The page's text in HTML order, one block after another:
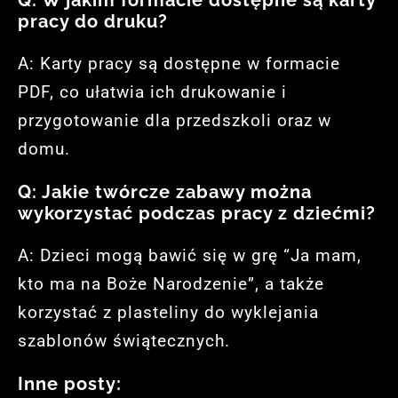
pracy do druku?
A: Karty pracy są dostępne w formacie
PDF, co ułatwia ich drukowanie i
przygotowanie dla przedszkoli oraz w
domu.
Q: Jakie twórcze zabawy można
wykorzystać podczas pracy z dziećmi?
A: Dzieci mogą bawić się w grę “Ja mam,
kto ma na Boże Narodzenie”, a także
korzystać z plasteliny do wyklejania
szablonów świątecznych.
Inne posty: